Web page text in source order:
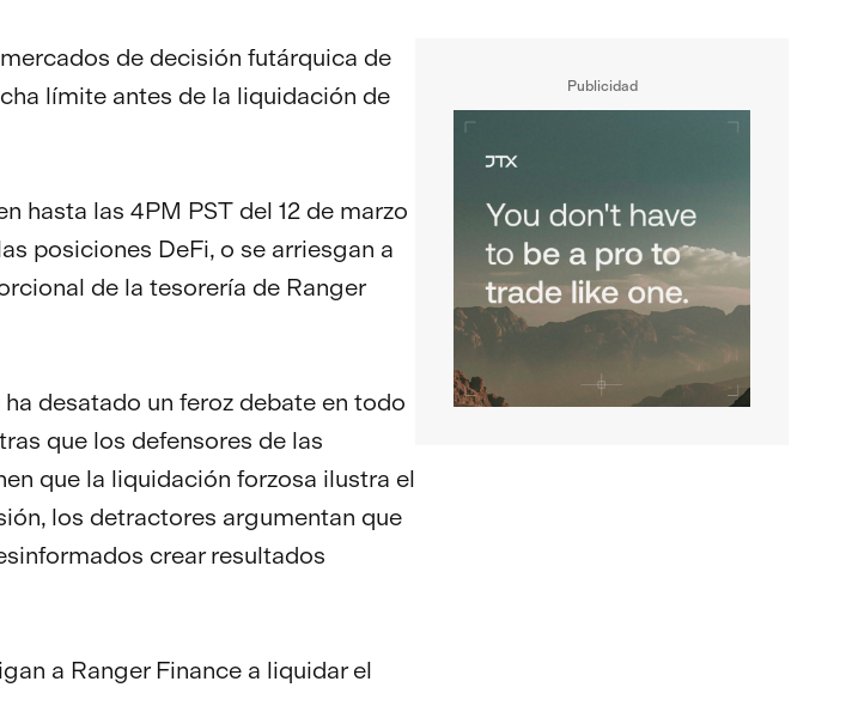
de decisión futárquica de
límite antes de la liquidación de
hasta las 4PM PST del 12 de marzo
posiciones DeFi, o se arriesgan a
de la tesorería de Ranger
desatado un feroz debate en todo
que los defensores de las
que la liquidación forzosa ilustra el
los detractores argumentan que
crear resultados
a Ranger Finance a liquidar el
Publicidad